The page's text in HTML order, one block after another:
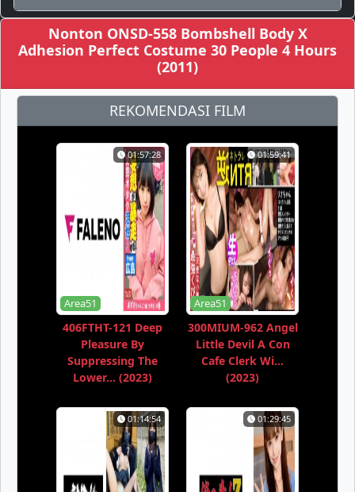
Nonton ONSD-558 Bombshell Body X
Adhesion Perfect Costume 30 People 4 Hours
(2011)
REKOMENDASI FILM
01:57:28
Area51
406FTHT-121 Deep
Pleasure By
Suppressing The
Lower... (2023)
01:59:41
Area51
300MIUM-962 Angel
Little Devil A Con
Cafe Clerk Wi...
(2023)
01:14:54 01:29:45